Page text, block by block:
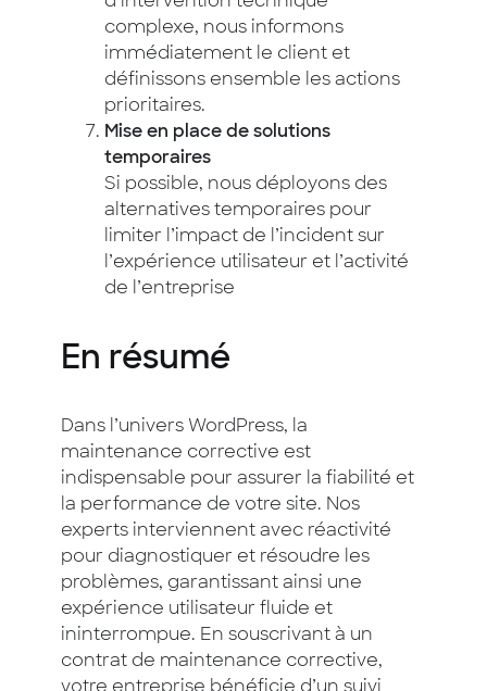
complexe, nous informons
immédiatement le client et
définissons ensemble les actions
prioritaires.
Mise en place de solutions
temporaires
Si possible, nous déployons des
alternatives temporaires pour
limiter l’impact de l’incident sur
l’expérience utilisateur et l’activité
de l’entreprise
En résumé
Dans l’univers WordPress, la
maintenance corrective est
indispensable pour assurer la fiabilité et
la performance de votre site. Nos
experts interviennent avec réactivité
pour diagnostiquer et résoudre les
problèmes, garantissant ainsi une
expérience utilisateur fluide et
ininterrompue. En souscrivant à un
contrat de maintenance corrective,